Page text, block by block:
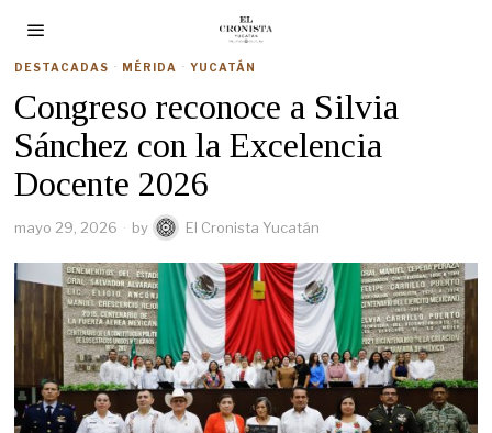
DESTACADAS · MÉRIDA · YUCATÁN
Congreso reconoce a Silvia
Sánchez con la Excelencia
Docente 2026
mayo 29, 2026 by El Cronista Yucatán